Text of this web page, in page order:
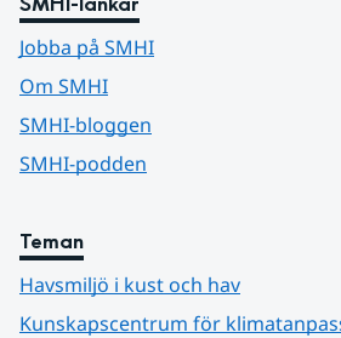
Jobba på SMHI
Om SMHI
SMHI-bloggen
SMHI-podden
Teman
Havsmiljö i kust och hav
Kunskapscentrum för